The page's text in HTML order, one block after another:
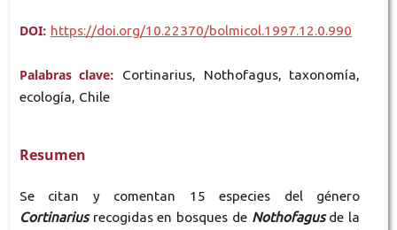
DOI: https://doi.org/10.22370/bolmicol.1997.12.0.990
Palabras clave:
Cortinarius, Nothofagus, taxonomía,
ecología, Chile
Resumen
Se citan y comentan 15 especies del género
Cortinariusrecogidas en bosques de Nothofagusde la